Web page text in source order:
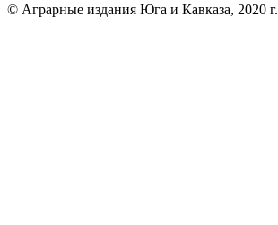
© Аграрные издания Юга и Кавказа, 2020 г.